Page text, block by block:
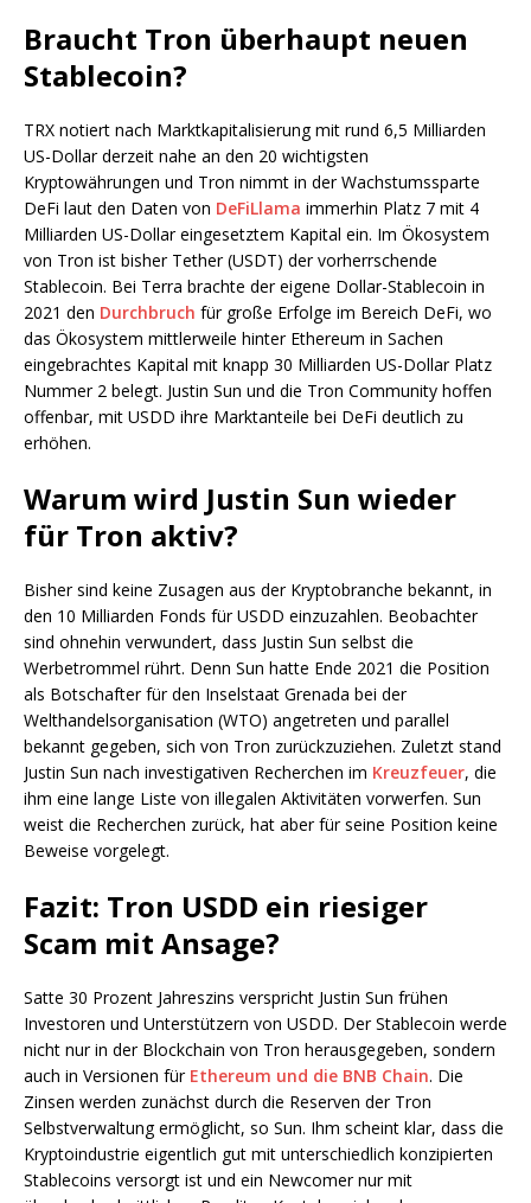
Braucht Tron überhaupt neuen
Stablecoin?
TRX notiert nach Marktkapitalisierung mit rund 6,5 Milliarden
US-Dollar derzeit nahe an den 20 wichtigsten
Kryptowährungen und Tron nimmt in der Wachstumssparte
DeFi laut den Daten von DeFiLlama immerhin Platz 7 mit 4
Milliarden US-Dollar eingesetztem Kapital ein. Im Ökosystem
von Tron ist bisher Tether (USDT) der vorherrschende
Stablecoin. Bei Terra brachte der eigene Dollar-Stablecoin in
2021 den Durchbruch für große Erfolge im Bereich DeFi, wo
das Ökosystem mittlerweile hinter Ethereum in Sachen
eingebrachtes Kapital mit knapp 30 Milliarden US-Dollar Platz
Nummer 2 belegt. Justin Sun und die Tron Community hoffen
offenbar, mit USDD ihre Marktanteile bei DeFi deutlich zu
erhöhen.
Warum wird Justin Sun wieder
für Tron aktiv?
Bisher sind keine Zusagen aus der Kryptobranche bekannt, in
den 10 Milliarden Fonds für USDD einzuzahlen. Beobachter
sind ohnehin verwundert, dass Justin Sun selbst die
Werbetrommel rührt. Denn Sun hatte Ende 2021 die Position
als Botschafter für den Inselstaat Grenada bei der
Welthandelsorganisation (WTO) angetreten und parallel
bekannt gegeben, sich von Tron zurückzuziehen. Zuletzt stand
Justin Sun nach investigativen Recherchen im Kreuzfeuer, die
ihm eine lange Liste von illegalen Aktivitäten vorwerfen. Sun
weist die Recherchen zurück, hat aber für seine Position keine
Beweise vorgelegt.
Fazit: Tron USDD ein riesiger
Scam mit Ansage?
Satte 30 Prozent Jahreszins verspricht Justin Sun frühen
Investoren und Unterstützern von USDD. Der Stablecoin werde
nicht nur in der Blockchain von Tron herausgegeben, sondern
auch in Versionen für Ethereum und die BNB Chain. Die
Zinsen werden zunächst durch die Reserven der Tron
Selbstverwaltung ermöglicht, so Sun. Ihm scheint klar, dass die
Kryptoindustrie eigentlich gut mit unterschiedlich konzipierten
Stablecoins versorgt ist und ein Newcomer nur mit